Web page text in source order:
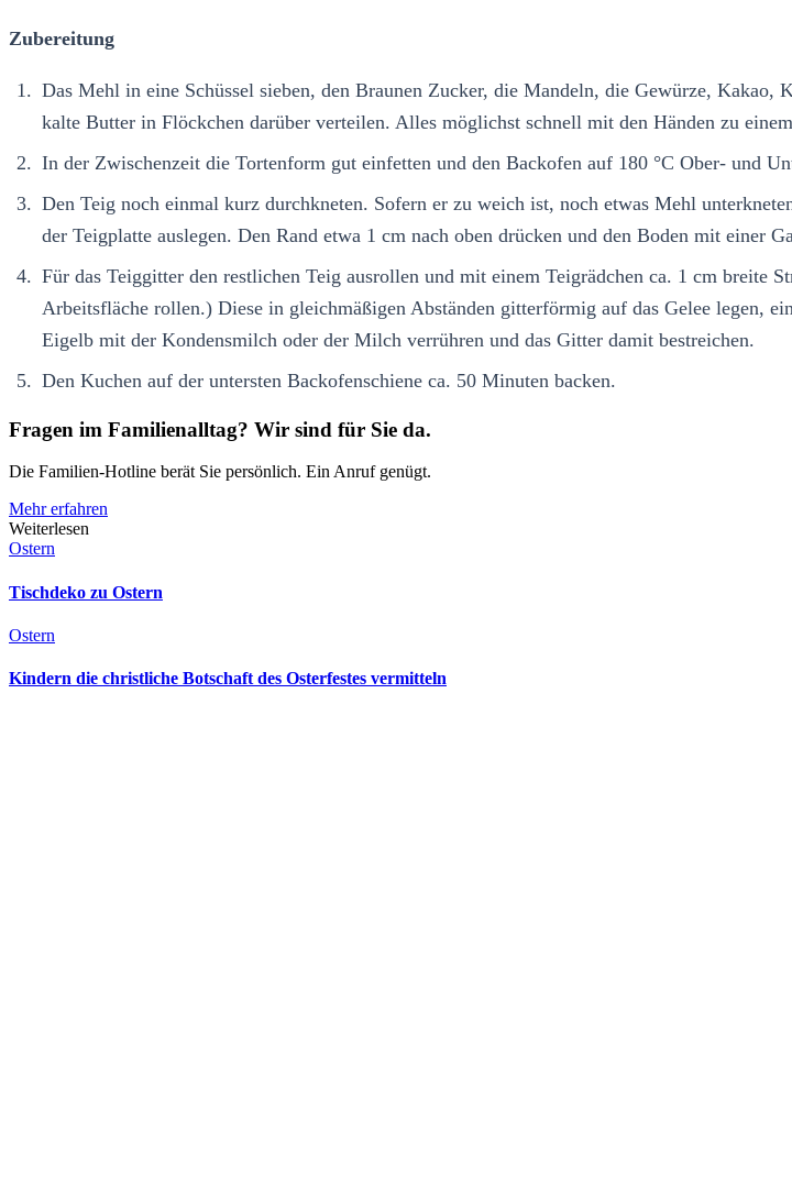
Zubereitung
Das Mehl in eine Schüssel sieben, den Braunen Zucker, die Mandeln, die Gewürze,
kalte Butter in Flöckchen darüber verteilen. Alles möglichst schnell mit den Händen zu
In der Zwischenzeit die Tortenform gut einfetten und den Backofen auf 180 °C Ober- und
Den Teig noch einmal kurz durchkneten. Sofern er zu weich ist, noch etwas Mehl
der Teigplatte auslegen. Den Rand etwa 1 cm nach oben drücken und den Boden mit einer
Für das Teiggitter den restlichen Teig ausrollen und mit einem Teigrädchen ca. 1 cm breite
Arbeitsfläche rollen.) Diese in gleichmäßigen Abständen gitterförmig auf das Gelee legen,
Eigelb mit der Kondensmilch oder der Milch verrühren und das Gitter damit bestreichen.
Den Kuchen auf der untersten Backofenschiene ca. 50 Minuten backen.
Fragen im Familienalltag? Wir sind für Sie da.
Die Familien-Hotline berät Sie persönlich. Ein Anruf genügt.
Mehr erfahren
Weiterlesen
Ostern
Tischdeko zu Ostern
Ostern
Kindern die christliche Botschaft des Osterfestes vermitteln